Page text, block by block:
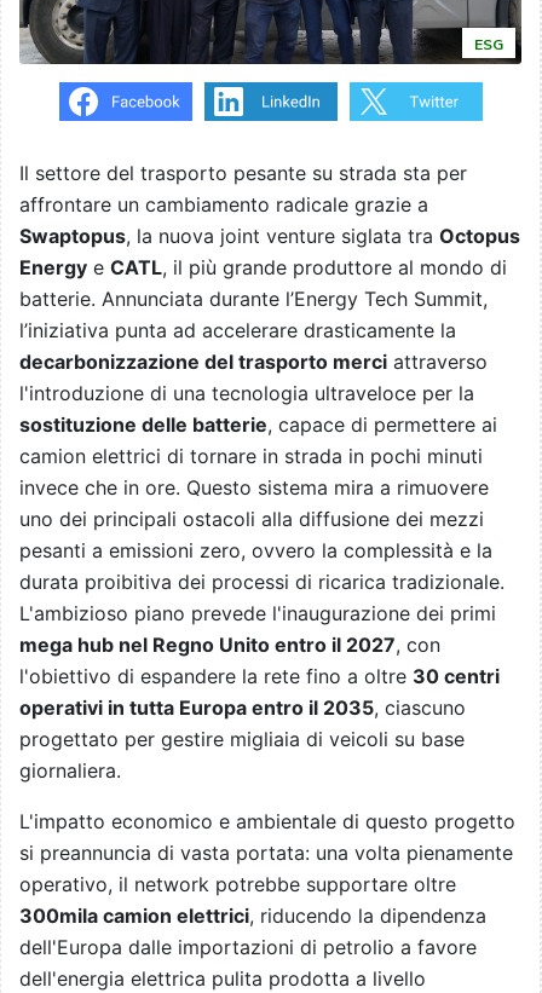
ESG
Il settore del trasporto pesante su strada sta per
affrontare un cambiamento radicale grazie a
Swaptopus, la nuova joint venture siglata tra Octopus
Energy e CATL, il più grande produttore al mondo di
batterie. Annunciata durante l’Energy Tech Summit,
l’iniziativa punta ad accelerare drasticamente la
decarbonizzazione del trasporto merci attraverso
l'introduzione di una tecnologia ultraveloce per la
sostituzione delle batterie, capace di permettere ai
camion elettrici di tornare in strada in pochi minuti
invece che in ore. Questo sistema mira a rimuovere
uno dei principali ostacoli alla diffusione dei mezzi
pesanti a emissioni zero, ovvero la complessità e la
durata proibitiva dei processi di ricarica tradizionale.
L'ambizioso piano prevede l'inaugurazione dei primi
mega hub nel Regno Unito entro il 2027, con
l'obiettivo di espandere la rete fino a oltre 30 centri
operativi in tutta Europa entro il 2035, ciascuno
progettato per gestire migliaia di veicoli su base
giornaliera.
L'impatto economico e ambientale di questo progetto
si preannuncia di vasta portata: una volta pienamente
operativo, il network potrebbe supportare oltre
300mila camion elettrici, riducendo la dipendenza
dell'Europa dalle importazioni di petrolio a favore
dell'energia elettrica pulita prodotta a livello